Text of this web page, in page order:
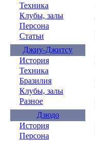
Техника
Клубы, залы
Персона
Статьи
Джиу-Джитсу
История
Техника
Бразилия
Клубы, залы
Разное
Дзюдо
История
Персона